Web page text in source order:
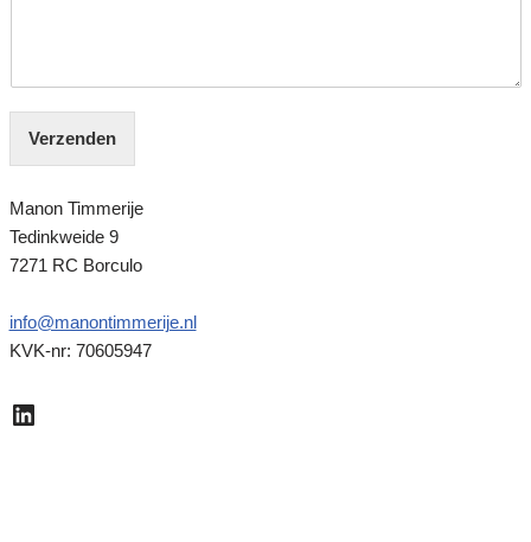
Verzenden
Manon Timmerije
Tedinkweide 9
7271 RC Borculo
info@manontimmerije.nl
KVK-nr: 70605947